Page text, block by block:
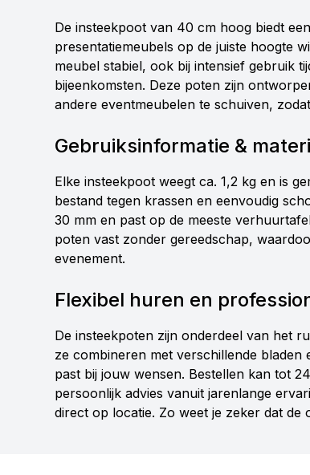
De insteekpoot van 40 cm hoog biedt
presentatiemeubels op de juiste hoogte
meubel stabiel, ook bij intensief gebruik
bijeenkomsten. Deze poten zijn
andere eventmeubelen te schuiven,
Gebruiksinformatie &
Elke insteekpoot weegt ca. 1,2 kg en is
bestand tegen krassen en eenvoudig
30 mm en past op de meeste
poten vast zonder gereedschap,
evenement.
Flexibel huren en
De insteekpoten zijn onderdeel van het
ze combineren met verschillende
past bij jouw wensen. Bestellen kan tot
persoonlijk advies vanuit jarenlange
direct op locatie. Zo weet je zeker dat